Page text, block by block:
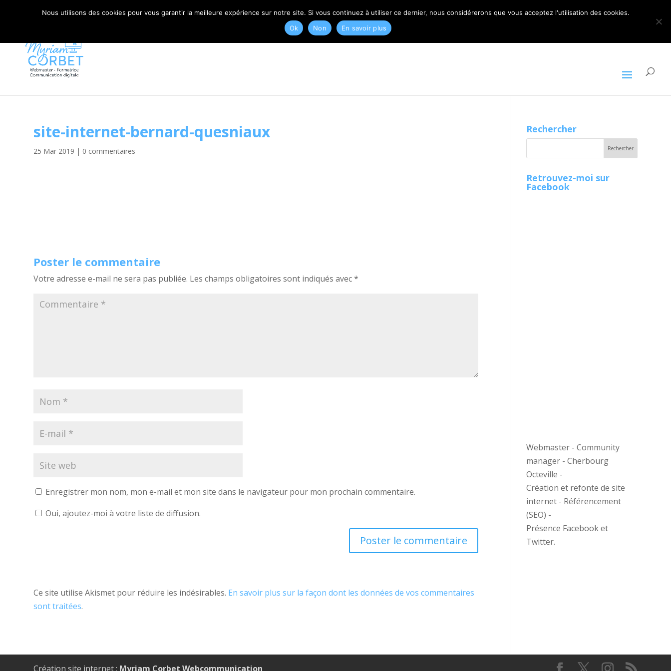
06 79 42 10 00 CONTACT@MYRIAM-CORBET.NET ARTICLES 0
site-internet-bernard-quesniaux
25 Mar 2019 | 0 commentaires
Poster le commentaire
Votre adresse e-mail ne sera pas publiée. Les champs obligatoires sont indiqués avec*
Enregistrer mon nom, mon e-mail et mon site dans le navigateur pour mon prochain commentaire.
Oui, ajoutez-moi à votre liste de diffusion.
Ce site utilise Akismet pour réduire les indésirables. En savoir plus sur la façon dont les données de vos commentaires
sont traitées.
Rechercher
Retrouvez-moi sur
Facebook
Webmaster - Community
manager - Cherbourg
Octeville -
Création et refonte de site
internet - Référencement
(SEO) -
Présence Facebook et
Twitter.
Création site internet : Myriam Corbet Webcommunication
Nous utilisons des cookies pour vous garantir la meilleure expérience sur notre site. Si vous continuez à utiliser ce dernier, nous considérerons que vous acceptez l'utilisation des cookies.
Ok
Non En savoir plus